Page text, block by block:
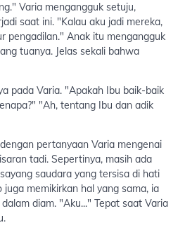
Varia mengangguk setuju,
saat ini. "Kalau aku jadi mereka,
pengadilan." Anak itu mengangguk
tuanya. Jelas sekali bahwa
pada Varia. "Apakah Ibu baik-baik
"Ah, tentang Ibu dan adik
pertanyaan Varia mengenai
tadi. Sepertinya, masih ada
saudara yang tersisa di hati
juga memikirkan hal yang sama, ia
diam. "Aku..." Tepat saat Varia